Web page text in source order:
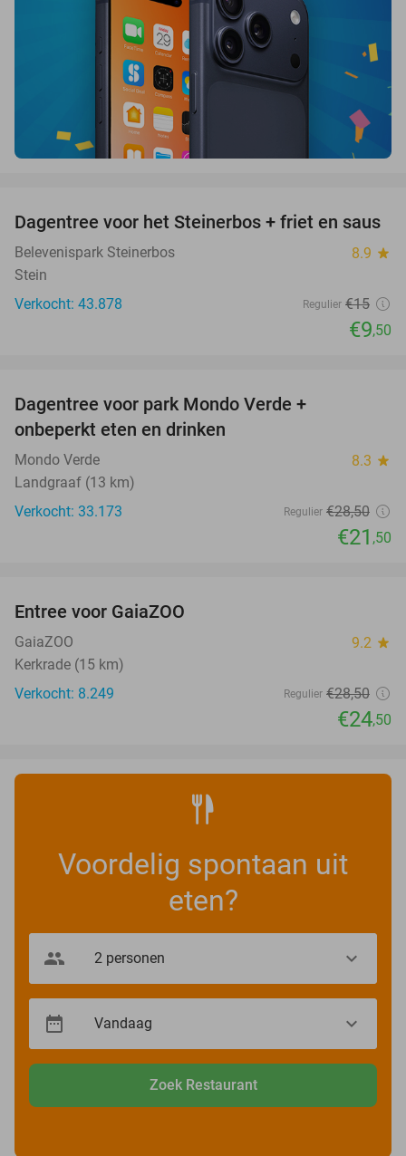
37%
Dagentree voor het Steinerbos + friet en saus
Belevenispark Steinerbos 8.9 star
Stein
Verkocht: 43.878
Regulier €15
€9,50
Dagentree voor park Mondo Verde +
onbeperkt eten en drinken
Mondo Verde 8.3 star
Landgraaf (13 km)
Verkocht: 33.173
Regulier €28,50
€21 ,50
Entree voor GaiaZOO
GaiaZOO 9.2 star
Kerkrade (15 km)
Verkocht: 8.249
Regulier €28,50
€24,50
Voordelig spontaan uit
eten?
Zoek Restaurant